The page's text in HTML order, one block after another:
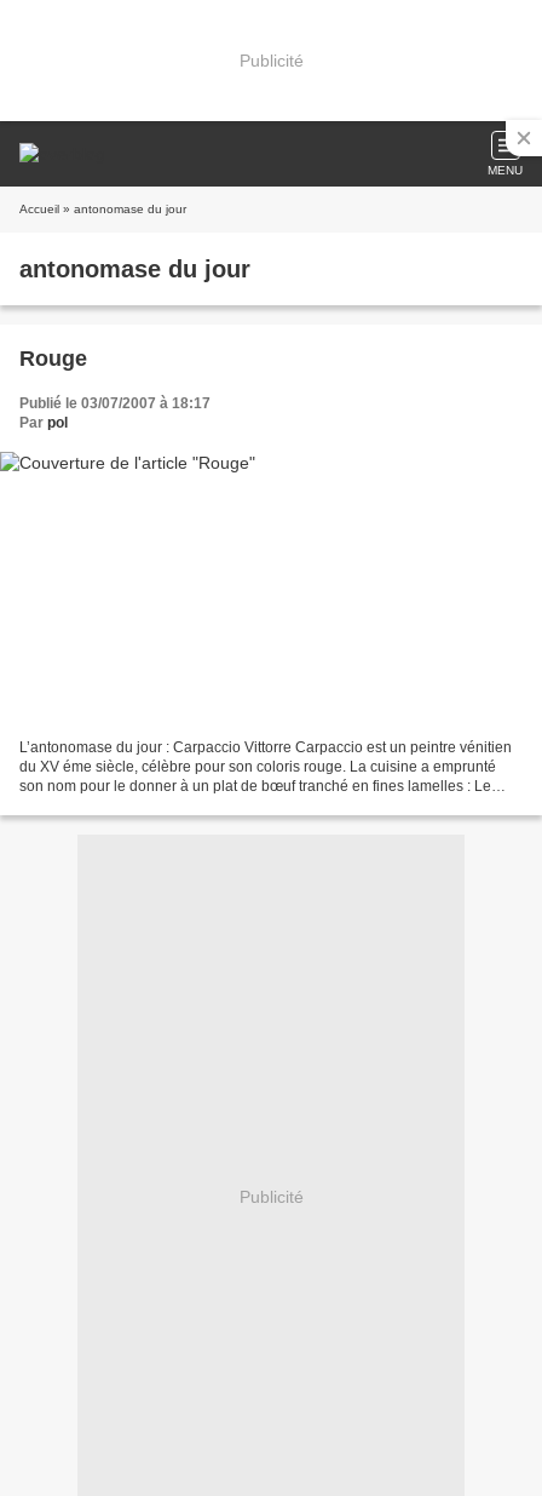
Publicité
MENU
Accueil » antonomase du jour
antonomase du jour
Rouge
Publié le 03/07/2007 à 18:17
Par pol
L’antonomase du jour : Carpaccio Vittorre Carpaccio est un peintre vénitien
du XV éme siècle, célèbre pour son coloris rouge. La cuisine a emprunté
son nom pour le donner à un plat de bœuf tranché en fines lamelles : Le
Publicité